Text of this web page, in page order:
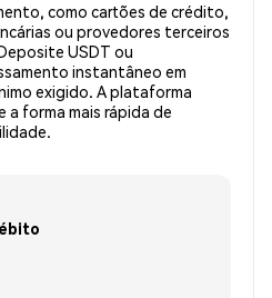
como cartões de crédito,
ou provedores terceiros
USDT ou
instantâneo em
exigido. A plataforma
a forma mais rápida de